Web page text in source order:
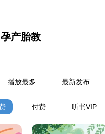
孕产胎教
播放最多 最新发布
付费 听书VIP